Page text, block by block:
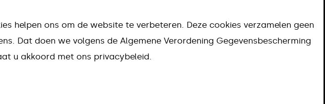
erfgoed
middelen
en wensen
te
helpen ons om de website te verbeteren. Deze cookies verzamelen geen
Dat doen we volgens de Algemene Verordening Gegevensbescherming
u akkoord met ons privacybeleid.